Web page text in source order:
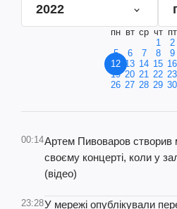
2022
пн вт ср чт пт
1
2
5
6 7 8 9
12 13 14 15 16
19 20 21 22 23
26 27 28 29 30
00:14Артем Пивоваров створив
своєму концерті, коли у
(відео)
23:28У мережі опублікували